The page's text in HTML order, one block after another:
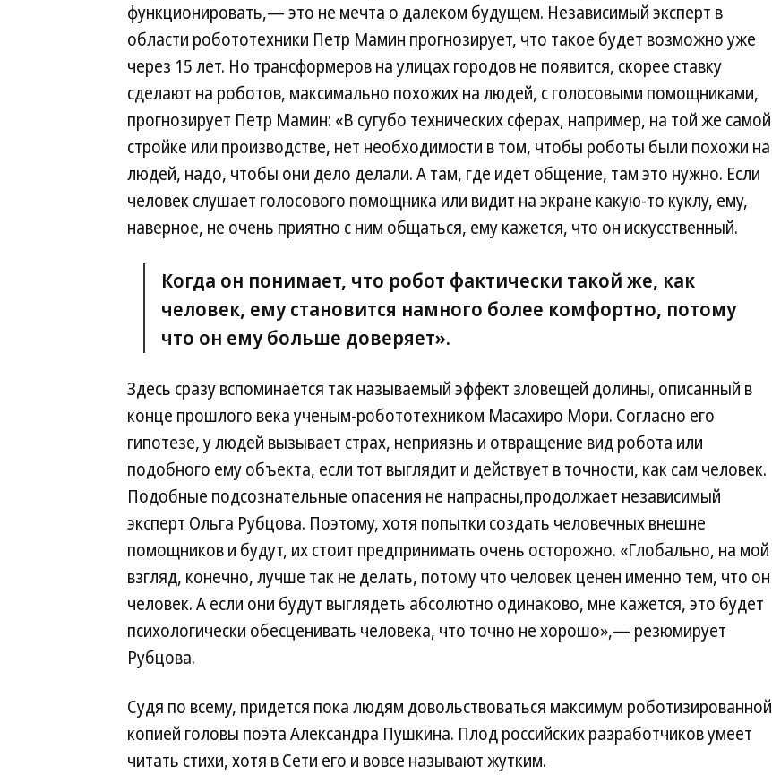
функционировать,— это не мечта о далеком будущем. Независимый эксперт в
области робототехники Петр Мамин прогнозирует, что такое будет возможно уже
через 15 лет. Но трансформеров на улицах городов не появится, скорее ставку
сделают на роботов, максимально похожих на людей, с голосовыми помощниками,
прогнозирует Петр Мамин: «В сугубо технических сферах, например, на той же самой
стройке или производстве, нет необходимости в том, чтобы роботы были похожи на
людей, надо, чтобы они дело делали. А там, где идет общение, там это нужно. Если
человек слушает голосового помощника или видит на экране какую-то куклу, ему,
наверное, не очень приятно с ним общаться, ему кажется, что он искусственный.
Когда он понимает, что робот фактически такой же, как
человек, ему становится намного более комфортно, потому
что он ему больше доверяет».
Здесь сразу вспоминается так называемый эффект зловещей долины, описанный в
конце прошлого века ученым-робототехником Масахиро Мори. Согласно его
гипотезе, у людей вызывает страх, неприязнь и отвращение вид робота или
подобного ему объекта, если тот выглядит и действует в точности, как сам человек.
Подобные подсознательные опасения не напрасны,продолжает независимый
эксперт Ольга Рубцова. Поэтому, хотя попытки создать человечных внешне
помощников и будут, их стоит предпринимать очень осторожно. «Глобально, на мой
взгляд, конечно, лучше так не делать, потому что человек ценен именно тем, что он
человек. А если они будут выглядеть абсолютно одинаково, мне кажется, это будет
психологически обесценивать человека, что точно не хорошо»,— резюмирует
Рубцова.
Судя по всему, придется пока людям довольствоваться максимум роботизированной
копией головы поэта Александра Пушкина. Плод российских разработчиков умеет
читать стихи, хотя в Сети его и вовсе называют жутким.